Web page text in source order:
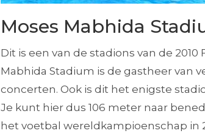
Moses Mabhida
Dit is een van de stadions van de
Mabhida Stadium is de gastheer van
concerten. Ook is dit het enigste
Je kunt hier dus 106 meter naar
het voetbal wereldkampioenschap in